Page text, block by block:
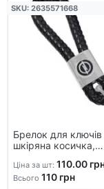
Брелок для
шкіряна косичка,
сувенірний,
аксесуар
SKU: 2635571668
Ціна за шт: 110.00
Всього 110грн